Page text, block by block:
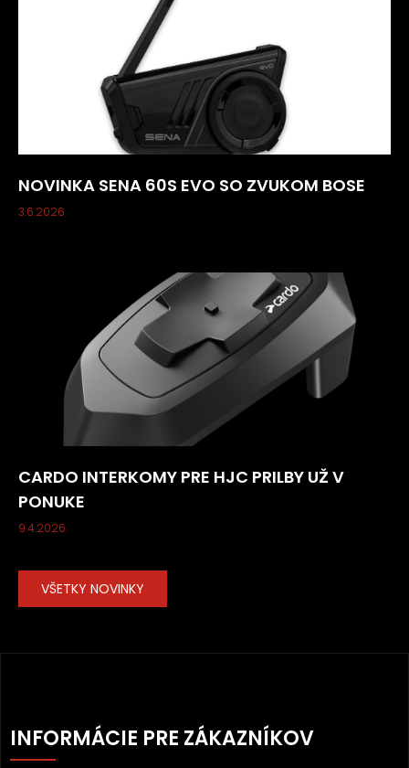
NOVINKA SENA 60S EVO SO ZVUKOM BOSE
3.6.2026
CARDO INTERKOMY PRE HJC PRILBY UŽ V
PONUKE
9.4.2026
VŠETKY NOVINKY
Á
P
INFORMÁCIE PRE ZÁKAZNÍKOV